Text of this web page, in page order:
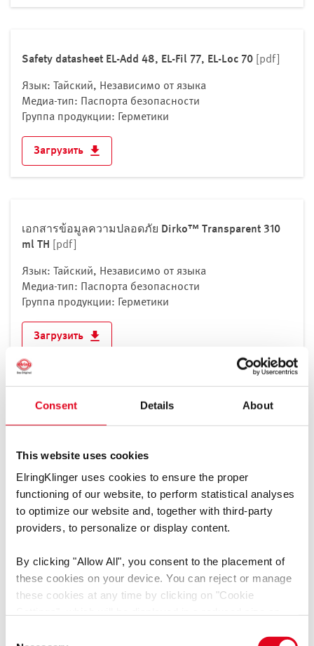
Consent Details About
This website uses cookies
ElringKlinger uses cookies to ensure the proper
functioning of our website, to perform statistical analyses
to optimize our website and, together with third-party
providers, to personalize or display content.
By clicking "Allow All", you consent to the placement of
these cookies on your device. You can reject or manage
these cookies at any time by clicking on "Cookie
Монголия
Мьянма
Непал
Объединённые Арабские Эмираты
Оман
Пакистан
Республика Корея
Сирия
Таиланд
Тимор-Лешти
Узбекистан
Европа
Северная и Южная Америка
Safety datasheet EL-Add 48, EL-Fil 77, EL-Loc 70 [pdf]
Язык: Тайский, Независимо от языка
Медиа-тип: Паспорта безопасности
Группа продукции: Герметики
Загрузить
เอกสารข้อมูลความปลอดภัย Dirko™ Transparent 310
ml TH
[pdf]
Язык: Тайский, Независимо от языка
Медиа-тип: Паспорта безопасности
Группа продукции: Герметики
Загрузить
Язык: Тайский, Независимо от языка
Медиа-тип: Паспорта безопасности
Группа продукции: Герметики
Загрузить
เอกสารข้อมูลความปลอดภัย Dirko™ HT Grey 70 ml |
310 ml [pdf]
Язык: Тайский, Независимо от языка